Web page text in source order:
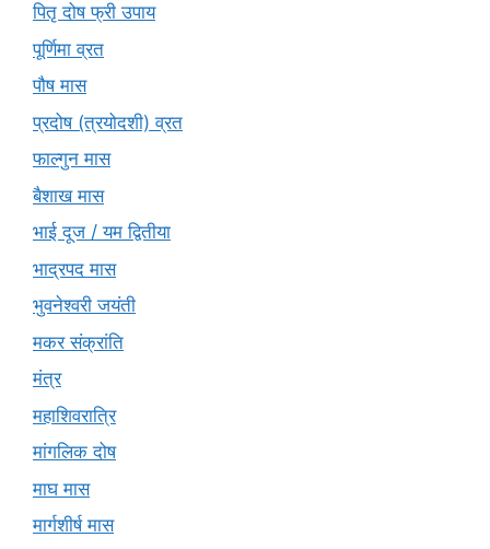
पितृ दोष फ्री उपाय
पूर्णिमा व्रत
पौष मास
प्रदोष (त्रयोदशी) व्रत
फाल्गुन मास
बैशाख मास
भाई दूज / यम द्वितीया
भाद्रपद मास
भुवनेश्वरी जयंती
मकर संक्रांति
मंत्र
महाशिवरात्रि
मांगलिक दोष
माघ मास
मार्गशीर्ष मास